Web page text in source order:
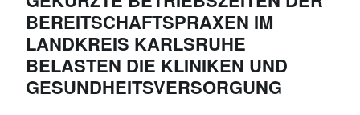
BEREITSCHAFTSPRAXEN IM
LANDKREIS KARLSRUHE
BELASTEN DIE KLINIKEN UND
GESUNDHEITSVERSORGUNG